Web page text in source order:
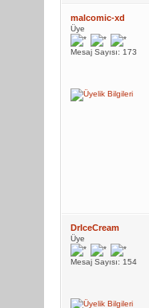
malcomic-xd
Üye
Mesaj Sayısı: 173
DrIceCream
Üye
Mesaj Sayısı: 154